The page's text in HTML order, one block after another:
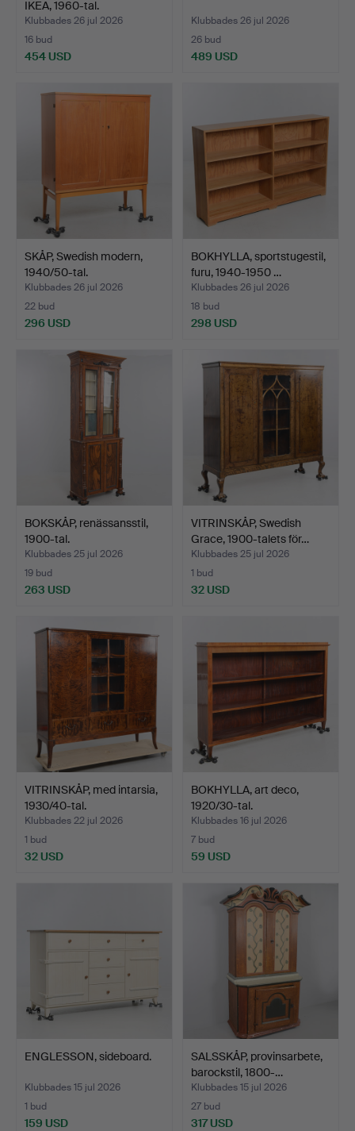
IKEA, 1960-tal.
Klubbades 26 jul 2026
16 bud
454 USD
Klubbades 26 jul 2026
26 bud
489 USD
SKÅP, Swedish modern,
1940/50-tal.
Klubbades 26 jul 2026
22 bud
296 USD
BOKHYLLA, sportstugestil,
furu, 1940-1950 …
Klubbades 26 jul 2026
18 bud
298 USD
BOKSKÅP, renässansstil,
1900-tal.
Klubbades 25 jul 2026
19 bud
263 USD
VITRINSKÅP, Swedish
Grace, 1900-talets för…
Klubbades 25 jul 2026
1 bud
32 USD
VITRINSKÅP, med intarsia,
1930/40-tal.
Klubbades 22 jul 2026
1 bud
32 USD
BOKHYLLA, art deco,
1920/30-tal.
Klubbades 16 jul 2026
7 bud
59 USD
ENGLESSON, sideboard.
Klubbades 15 jul 2026
1 bud
159 USD
SALSSKÅP, provinsarbete,
barockstil, 1800-…
Klubbades 15 jul 2026
27 bud
317 USD